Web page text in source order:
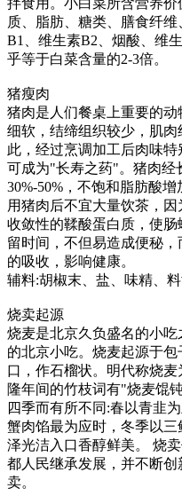
拌食用。小白菜所含营养
质、脂肪、糖类、膳食纤
B1、维生素B2、烟酸、维
乎等于白菜含量的2-3倍。
猪瘦肉
猪肉是人们餐桌上重要的
细软，结缔组织较少，肌
此，经过烹调加工后肉味
可成为"长寿之药"。猪肉经
30%-50%，不饱和脂肪酸
用猪肉后不宜大量饮茶，
收敛性的鞣酸蛋白质，使
留时间，不但易造成便秘
的吸收，影响健康。
辅料:胡椒末、盐、味精、料
烧卖起源
烧麦是北京久负盛名的小
的北京小吃。烧麦起源于
口，作石榴状。明代称烧
隆年间的竹枝词有"烧麦馄
四季而有所不同:春以青韭
蟹肉馅最为应时，冬季以
泽光洁入口香醇鲜美。 烧
都人民继承发展，并不断
卖。